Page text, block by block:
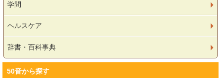
学問
ヘルスケア
辞書・百科事典
50音から探す